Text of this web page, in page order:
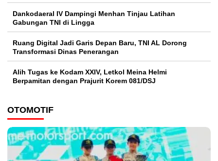
Dankodaeral IV Dampingi Menhan Tinjau Latihan
Gabungan TNI di Lingga
Ruang Digital Jadi Garis Depan Baru, TNI AL Dorong
Transformasi Dinas Penerangan
Alih Tugas ke Kodam XXIV, Letkol Meina Helmi
Berpamitan dengan Prajurit Korem 081/DSJ
OTOMOTIF